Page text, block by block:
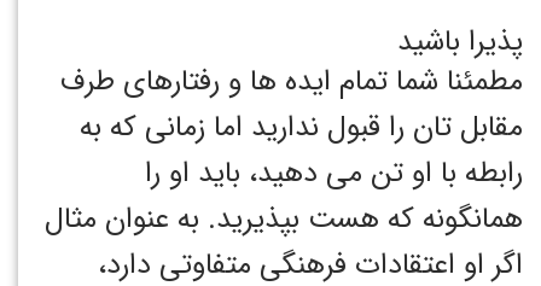
پذیرا باشید
مطمئنا شما تمام ایده ها و رفتارهای طرف
مقابل تان را قبول ندارید اما زمانی که به
رابطه با او تن می دهید، باید او را
همانگونه که هست بپذیرید. به عنوان مثال
اگر او اعتقادات فرهنگی متفاوتی دارد،